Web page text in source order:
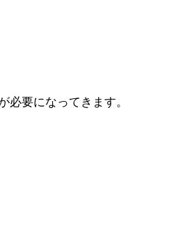
要になってきます。